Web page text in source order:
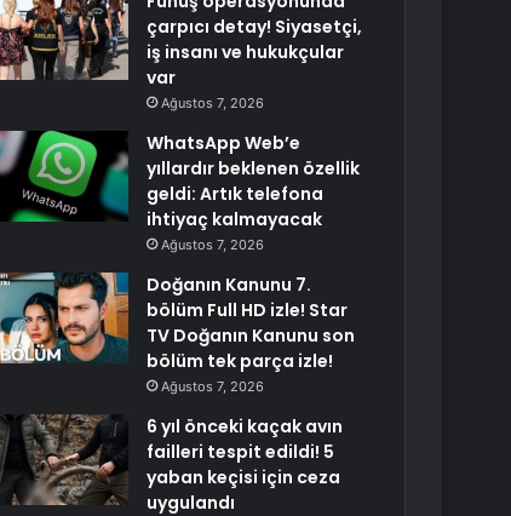
çarpıcı detay! Siyasetçi,
iş insanı ve hukukçular
var
Ağustos 7, 2026
WhatsApp Web’e
yıllardır beklenen özellik
geldi: Artık telefona
ihtiyaç kalmayacak
Ağustos 7, 2026
Doğanın Kanunu 7.
bölüm Full HD izle! Star
TV Doğanın Kanunu son
bölüm tek parça izle!
Ağustos 7, 2026
6 yıl önceki kaçak avın
failleri tespit edildi! 5
yaban keçisi için ceza
uygulandı